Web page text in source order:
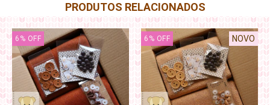
PRODUTOS RELACIONADOS
6 % OFF 6 % OFF NOVO